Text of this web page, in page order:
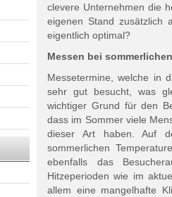
clevere Unternehmen die
eigenen Stand zusätzlich
eigentlich optimal?
Messen bei
Messetermine, welche in
sehr gut besucht, was
wichtiger Grund für den
dass im Sommer viele
dieser Art haben. Auf
sommerlichen
ebenfalls das
Hitzeperioden wie im
allem eine mangelhafte